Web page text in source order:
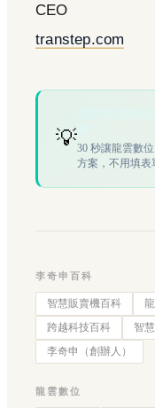
CEO
transtep.com
💡30 秒讓龍雲數
方案，不用填表
李奇申百科
智慧販賣機百科
跨越科技百科
智
李奇申（創辦人）
龍雲數位